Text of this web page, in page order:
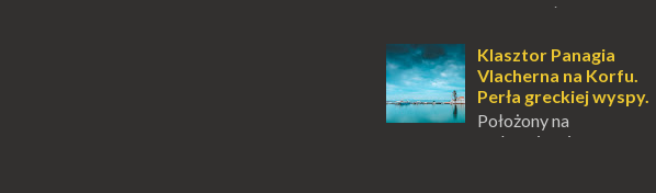
Korfu, perła Morza
tylko wspaniałe plaże, zabytki i
klimatyczne wioski, ale także coś
wyjątkowego – prawd...
Klasztor Panagia
Vlacherna na Korfu.
Perła greckiej wyspy.
Położony na
malowniczej wysepce,